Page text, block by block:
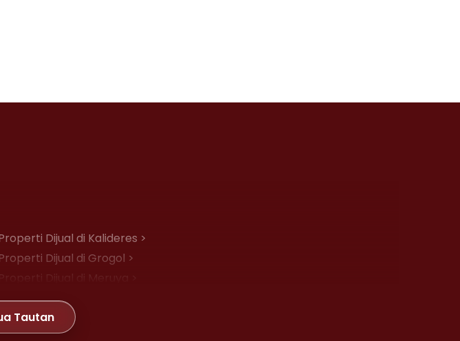
Dijual di Kalideres >
Properti Dijual di Grogol >
Properti Dijual di Meruya >
Dijual di Joglo >
Tautan